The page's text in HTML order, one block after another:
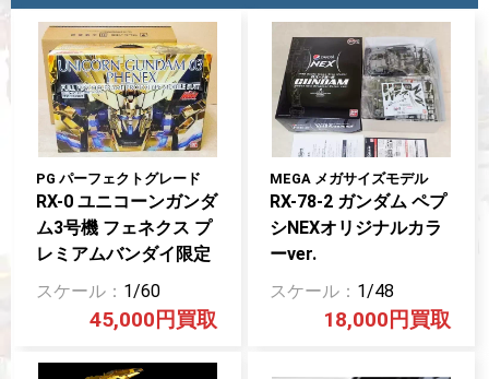
PG パーフェクトグレード
RX-0 ユニコーンガンダ
ム3号機 フェネクス プ
レミアムバンダイ限定
1/60
45,000円
MEGA メガサイズモデル
RX-78-2 ガンダム ペプ
シNEXオリジナルカラ
ーver.
1/48
18,000円